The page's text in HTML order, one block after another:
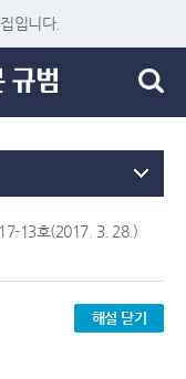
입니다.
13호(2017. 3. 28.)
해설 닫기